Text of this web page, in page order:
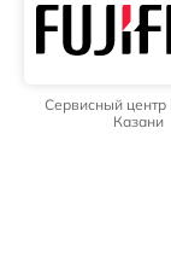
Сервисный центр
Казани